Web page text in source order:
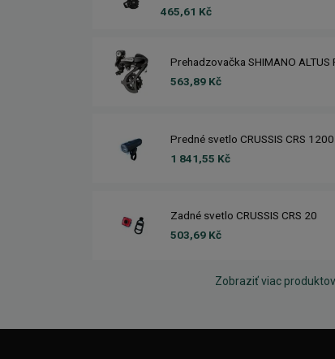
465,61 Kč
Prehadzovačka SHIMANO
563,89 Kč
Predné svetlo CRUSSIS CRS 1200
1 841,55 Kč
Zadné svetlo CRUSSIS CRS 20
503,69 Kč
Zobraziť viac produktov